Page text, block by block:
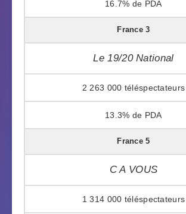
16.7%
France 3
Le 19/20 National
2 263 000
13.3%
France 5
C A VOUS
1 314 000